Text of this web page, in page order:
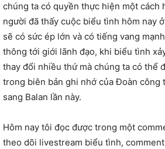
chúng ta có quyền thực hiện một cách
người đã thấy cuộc biểu tình hôm nay
sẽ có sức ép lớn và có tiếng vang
thông tới giới lãnh đạo, khi biểu tình
thay đổi nhiều thứ mà chúng ta có thể
trong biên bản ghi nhớ của Đoàn công
sang Balan lần này.
Hôm nay tôi đọc được trong một
theo dõi livestream biểu tình,